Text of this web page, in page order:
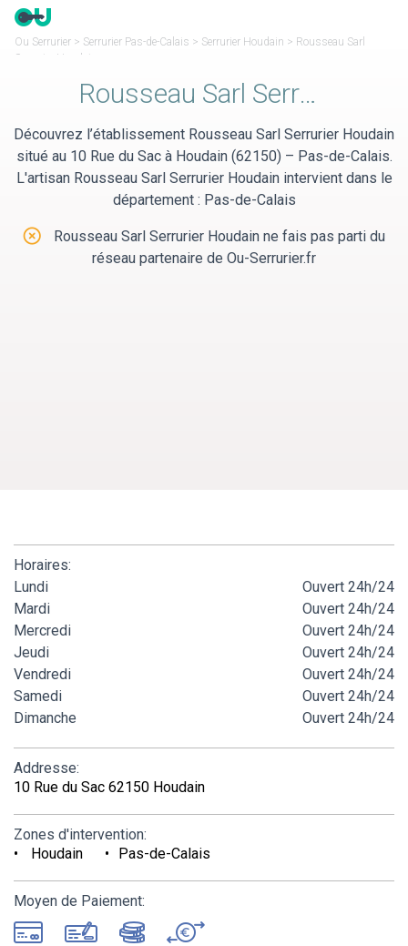
Panneau de gestion des cookies
Ou Serrurier > Serrurier Pas-de-Calais > Serrurier Houdain > Rousseau Sarl
Serrurier Houdain
Rousseau Sarl Serrurier Houdain
Découvrez l’établissement Rousseau Sarl Serrurier Houdain
situé au 10 Rue du Sac à Houdain (62150) – Pas-de-Calais.
L'artisan Rousseau Sarl Serrurier Houdain intervient dans le
département : Pas-de-Calais
Rousseau Sarl Serrurier Houdain ne fais pas parti du
réseau partenaire de Ou-Serrurier.fr
Horaires:
Lundi
Ouvert 24h/24
Mardi
Ouvert 24h/24
Mercredi
Ouvert 24h/24
Jeudi
Ouvert 24h/24
Vendredi
Ouvert 24h/24
Samedi
Ouvert 24h/24
Dimanche
Ouvert 24h/24
Addresse:
10 Rue du Sac 62150 Houdain
Zones d'intervention:
Houdain
Pas-de-Calais
Moyen de Paiement: